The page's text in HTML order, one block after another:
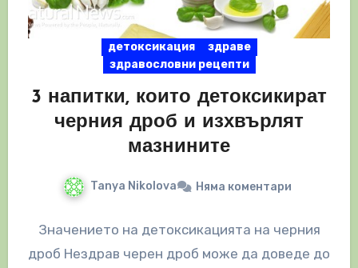
детоксикация
здраве
здравословни рецепти
3 напитки, които детоксикират
черния дроб и изхвърлят
мазнините
Tanya Nikolova Няма коментари
Значението на детоксикацията на черния
дроб Нездрав черен дроб може да доведе до